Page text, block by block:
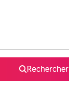
Rechercher